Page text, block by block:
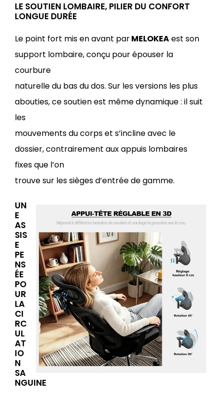
LE SOUTIEN LOMBAIRE, PILIER DU CONFORT
LONGUE DURÉE
Le point fort mis en avant parMELOKEAest son
support lombaire, conçu pour épouser la
courbure
naturelle du bas du dos. Sur les versions les plus
abouties, ce soutien est même dynamique : il suit
les
mouvements du corps et s’incline avec le
dossier, contrairement aux appuis lombaires
fixes que l’on
trouve sur les sièges d’entrée de gamme.
UN
E
AS
SIS
E
PE
NS
ÉE
PO
UR
LA
CI
RC
UL
AT
IO
N
SA
NGUINE